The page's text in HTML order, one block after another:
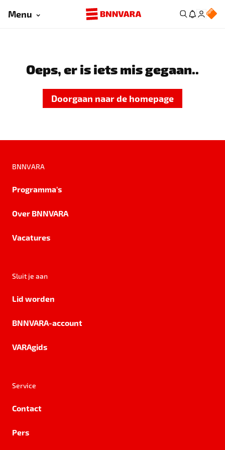
Menu
Oeps, er is iets mis gegaan..
Doorgaan naar de homepage
BNNVARA
Programma's
Over BNNVARA
Vacatures
Sluit je aan
Lid worden
BNNVARA-account
VARAgids
Service
Contact
Pers